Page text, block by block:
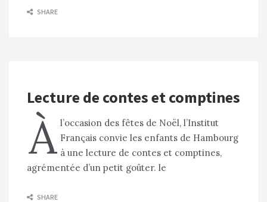
SHARE
Lecture de contes et comptines
À l’occasion des fêtes de Noël, l’Institut
Français convie les enfants de Hambourg
à une lecture de contes et comptines,
agrémentée d’un petit goûter. le
SHARE